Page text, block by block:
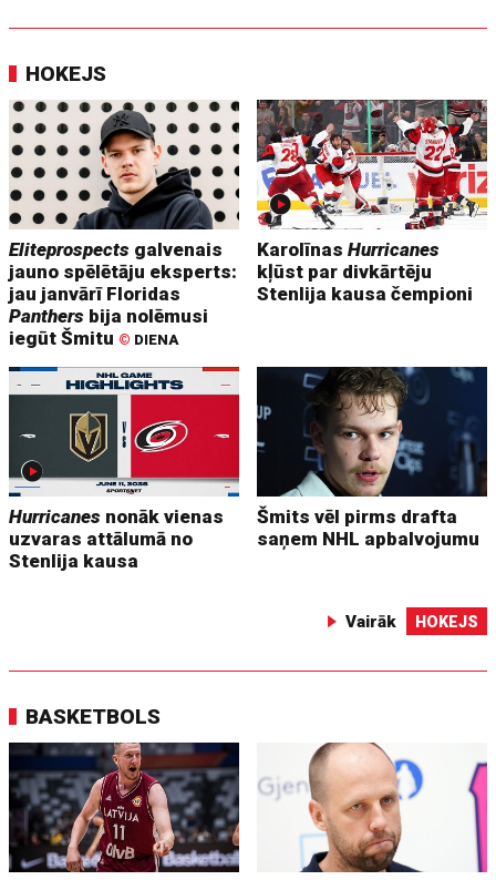
HOKEJS
Eliteprospects galvenais
jauno spēlētāju eksperts:
jau janvārī Floridas
Panthers bija nolēmusi
iegūt Šmitu © DIENA
KarolīnasHurricanes
kļūst par divkārtēju
Stenlija kausa čempioni
Hurricanes nonāk vienas
uzvaras attālumā no
Stenlija kausa
Šmits vēl pirms drafta
saņem NHL apbalvojumu
Vairāk HOKEJS
BASKETBOLS